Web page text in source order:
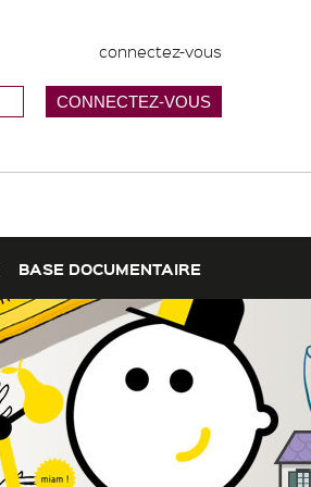
connectez-vous
BASE DOCUMENTAIRE